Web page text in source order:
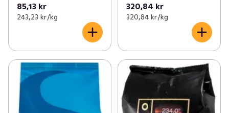
85,13 kr
243,23 kr /kg
320,84 kr
320,84 kr /kg